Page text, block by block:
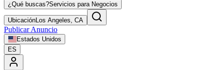
¿Qué buscas?Servicios para Negocios
UbicaciónLos Angeles, CA
Publicar Anuncio
Estados Unidos
ES